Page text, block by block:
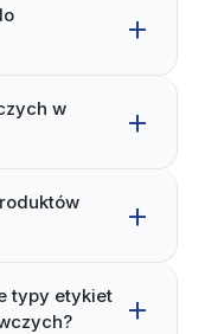
w
typy etykiet